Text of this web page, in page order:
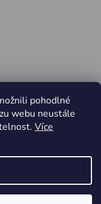
pohodlné
webu neustále
Více